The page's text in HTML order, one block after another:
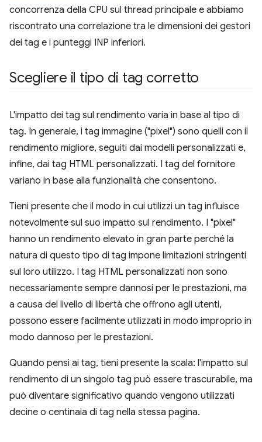
concorrenza della CPU sul thread principale e abbiamo
riscontrato una correlazione tra le dimensioni dei gestori
dei tag e i punteggi INP inferiori.
Scegliere il tipo di tag corretto
L'impatto dei tag sul rendimento varia in base al tipo di
tag. In generale, i tag immagine ("pixel") sono quelli con il
rendimento migliore, seguiti dai modelli personalizzati e,
infine, dai tag HTML personalizzati. I tag del fornitore
variano in base alla funzionalità che consentono.
Tieni presente che il modo in cui utilizzi un tag influisce
notevolmente sul suo impatto sul rendimento. I "pixel"
hanno un rendimento elevato in gran parte perché la
natura di questo tipo di tag impone limitazioni stringenti
sul loro utilizzo. I tag HTML personalizzati non sono
necessariamente sempre dannosi per le prestazioni, ma
a causa del livello di libertà che offrono agli utenti,
possono essere facilmente utilizzati in modo improprio in
modo dannoso per le prestazioni.
Quando pensi ai tag, tieni presente la scala: l'impatto sul
rendimento di un singolo tag può essere trascurabile, ma
può diventare significativo quando vengono utilizzati
decine o centinaia di tag nella stessa pagina.